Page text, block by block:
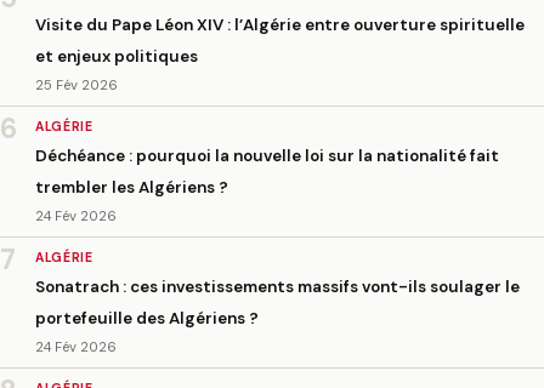
Visite du Pape Léon XIV : l’Algérie entre ouverture spirituelle
et enjeux politiques
25 Fév 2026
6 ALGÉRIE
Déchéance : pourquoi la nouvelle loi sur la nationalité fait
trembler les Algériens ?
24 Fév 2026
7 ALGÉRIE
Sonatrach : ces investissements massifs vont-ils soulager le
portefeuille des Algériens ?
24 Fév 2026